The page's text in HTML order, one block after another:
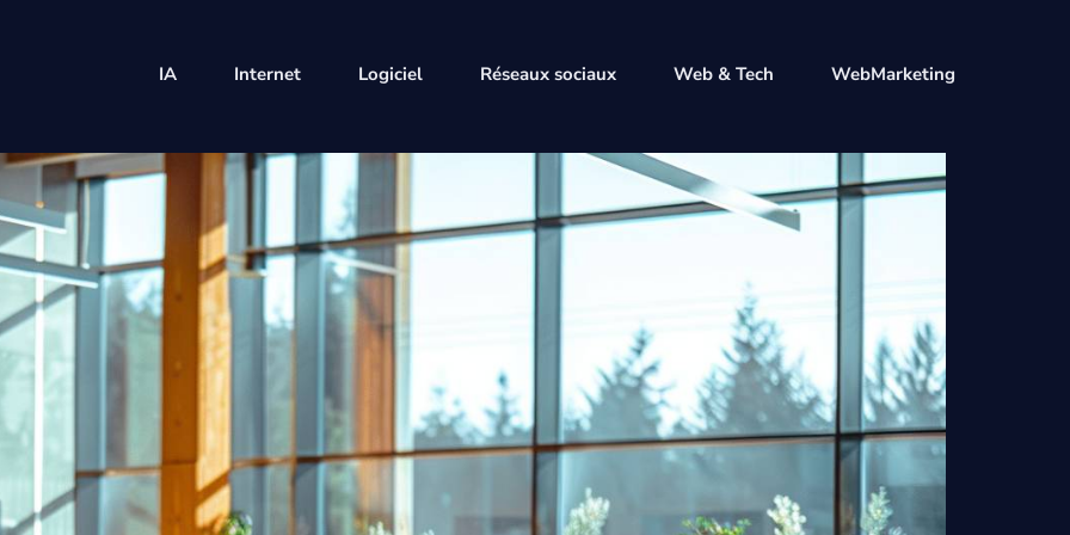
IA Internet Logiciel Réseaux sociaux Web & Tech WebMarketing